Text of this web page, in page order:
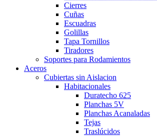
Cierres
Cuñas
Escuadras
Golillas
Tapa Tornillos
Tiradores
Soportes para Rodamientos
Aceros
Cubiertas sin Aislacion
Habitacionales
Duratecho 625
Planchas 5V
Planchas Acanaladas
Tejas
Traslúcidos